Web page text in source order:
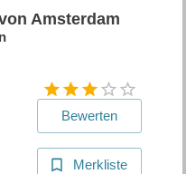
Amsterdam
Bewerten
Merkliste